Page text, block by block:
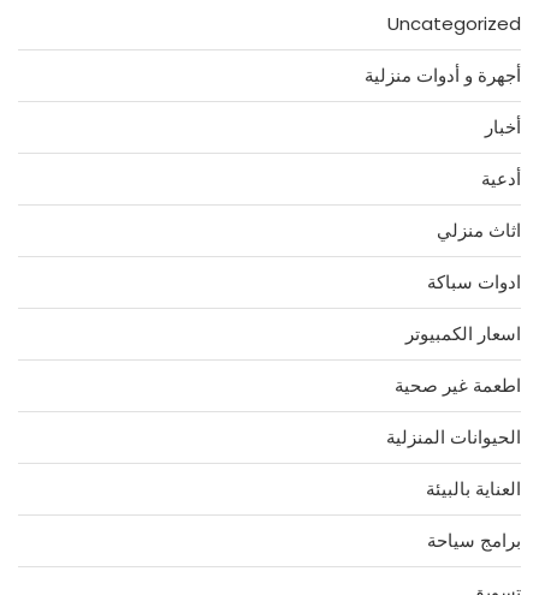
Uncategorized
أجهرة و أدوات منزلية
أخبار
أدعية
اثاث منزلي
ادوات سباكة
اسعار الكمبيوتر
اطعمة غير صحية
الحيوانات المنزلية
العناية بالبيئة
برامج سياحة